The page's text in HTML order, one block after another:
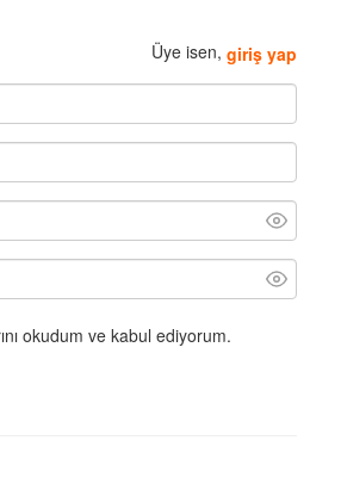
Üye isen, giriş yap
okudum ve kabul ediyorum.